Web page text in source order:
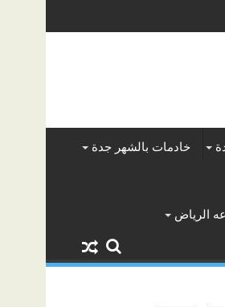
خادمات بالشهر جدة
الرياض